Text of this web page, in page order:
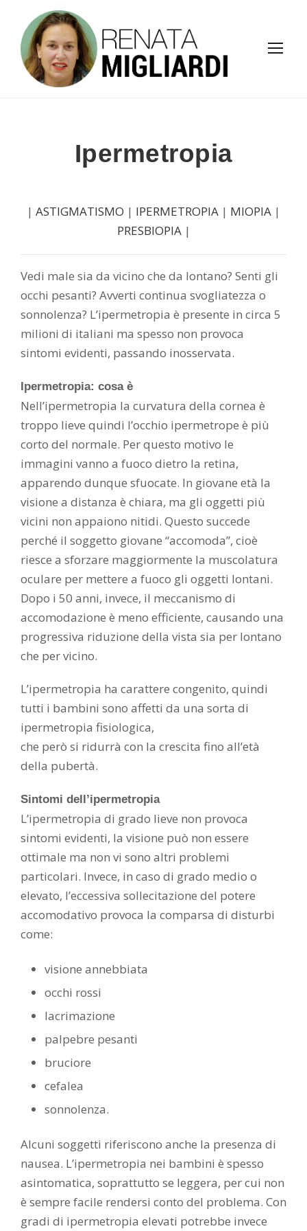
Ipermetropia
| ASTIGMATISMO | IPERMETROPIA | MIOPIA |
PRESBIOPIA|
Vedi male sia da vicino che da lontano? Senti gli
occhi pesanti? Avverti continua svogliatezza o
sonnolenza? L’ipermetropia è presente in circa 5
milioni di italiani ma spesso non provoca
sintomi evidenti, passando inosservata.
Ipermetropia: cosa è
Nell’ipermetropia la curvatura della cornea è
troppo lieve quindi l’occhio ipermetrope è più
corto del normale. Per questo motivo le
immagini vanno a fuoco dietro la retina,
apparendo dunque sfuocate. In giovane età la
visione a distanza è chiara, ma gli oggetti più
vicini non appaiono nitidi. Questo succede
perché il soggetto giovane “accomoda”, cioè
riesce a sforzare maggiormente la muscolatura
oculare per mettere a fuoco gli oggetti lontani.
Dopo i 50 anni, invece, il meccanismo di
accomodazione è meno efficiente, causando una
progressiva riduzione della vista sia per lontano
che per vicino.
L’ipermetropia ha carattere congenito, quindi
tutti i bambini sono affetti da una sorta di
ipermetropia fisiologica,
che però si ridurrà con la crescita fino all’età
della pubertà.
Sintomi dell’ipermetropia
L’ipermetropia di grado lieve non provoca
sintomi evidenti, la visione può non essere
ottimale ma non vi sono altri problemi
particolari. Invece, in caso di grado medio o
elevato, l’eccessiva sollecitazione del potere
accomodativo provoca la comparsa di disturbi
come:
visione annebbiata
occhi rossi
lacrimazione
palpebre pesanti
bruciore
cefalea
sonnolenza.
Alcuni soggetti riferiscono anche la presenza di
nausea. L’ipermetropia nei bambini è spesso
asintomatica, soprattutto se leggera, per cui non
è sempre facile rendersi conto del problema. Con
gradi di ipermetropia elevati potrebbe invece